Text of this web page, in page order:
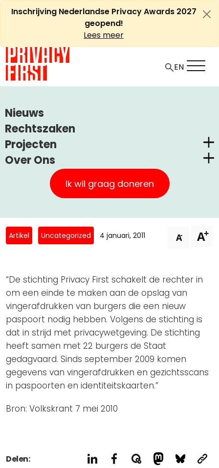
Ga
naarInschrijving Nederlandse Privacy Awards 2027
geopend!
Lees meer
Nieuws
Rechtszaken
Projecten
Nederlandse Privacy Awards
Claimstichting CUIC
PrivacyWijzer
Privacy Coalitie
PSD2-me-niet
Over Ons
Privacy First
Onze Successen
Kom in actie
Nieuwsbrieven
Privacybeleid
ANBI Status
Playlist
Ik wil graag doneren
EN
VOLKSKRANT, 7 MEI 2010: ‘RECHTSZAAK OM VINGERAFDRUK
OP PAS’
Volkskrant, 7 mei 2010:
‘Rechtszaak om
vingerafdruk op pas’
Artikel Uncategorized 4 januari, 2011 A- A+
“De stichting Privacy First schakelt de rechter in
om een einde te maken aan de opslag van
vingerafdrukken van burgers die een nieuw
paspoort nodig hebben. Volgens de stichting is
dat in strijd met privacywetgeving. De stichting
heeft samen met 22 burgers de Staat
gedagvaard. Sinds september 2009 komen
gegevens van vingerafdrukken en gezichtsscans
in paspoorten en identiteitskaarten.”
Bron: Volkskrant 7 mei 2010
Delen: